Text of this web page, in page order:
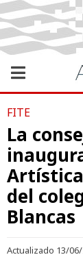
FITE
La
del
Blancas
Actualizado 13/